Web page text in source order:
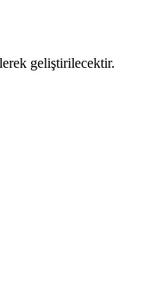
geliştirilecektir.